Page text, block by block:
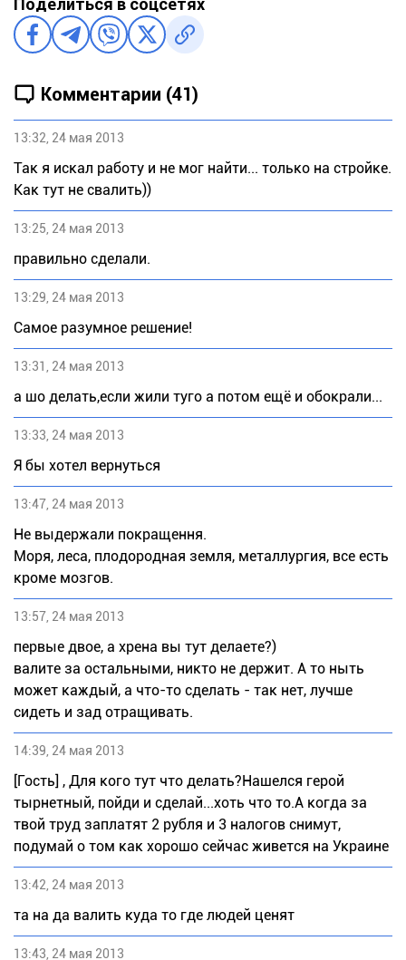
Поделиться в соцсетях
Комментарии (41)
13:32, 24 мая 2013
Так я искал работу и не мог найти... только на стройке.
Как тут не свалить))
13:25, 24 мая 2013
правильно сделали.
13:29, 24 мая 2013
Самое разумное решение!
13:31, 24 мая 2013
а шо делать,если жили туго а потом ещё и обокрали...
13:33, 24 мая 2013
Я бы хотел вернуться
13:47, 24 мая 2013
Не выдержали покращення.
Моря, леса, плодородная земля, металлургия, все есть
кроме мозгов.
13:57, 24 мая 2013
первые двое, а хрeнa вы тут делаете?)
валите за остальными, никто не держит. А то ныть
может каждый, а что-то сделать - так нет, лучше
сидеть и зад отращивать.
14:39, 24 мая 2013
[Гость] , Для кого тут что делать?Нашелся герой
тырнетный, пойди и сделай...хоть что то.А когда за
твой труд заплатят 2 рубля и 3 налогов снимут,
подумай о том как хорошо сейчас живется на Украине
13:42, 24 мая 2013
та на да валить куда то где людей ценят
13:43, 24 мая 2013